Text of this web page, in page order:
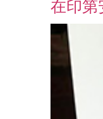
在印第